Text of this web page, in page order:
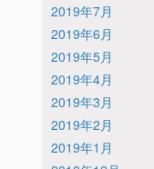
2019年7月
2019年6月
2019年5月
2019年4月
2019年3月
2019年2月
2019年1月